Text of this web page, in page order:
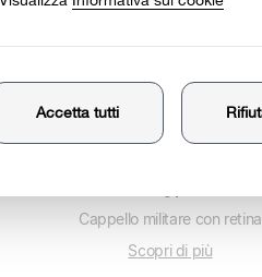
Cappello militare con retina
Scopri di più